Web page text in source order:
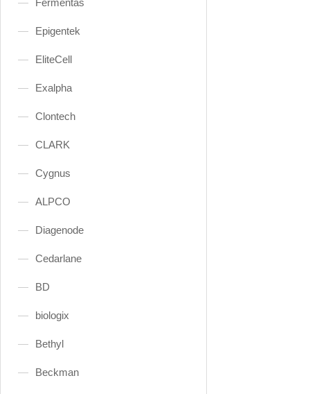
Fermentas
Epigentek
EliteCell
Exalpha
Clontech
CLARK
Cygnus
ALPCO
Diagenode
Cedarlane
BD
biologix
Bethyl
Beckman